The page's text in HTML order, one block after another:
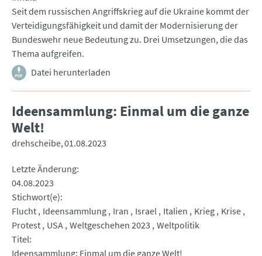
Seit dem russischen Angriffskrieg auf die Ukraine kommt der
Verteidigungsfähigkeit und damit der Modernisierung der
Bundeswehr neue Bedeutung zu. Drei Umsetzungen, die das
Thema aufgreifen.
Datei herunterladen
Ideensammlung: Einmal um die ganze
Welt!
drehscheibe 01.08.2023
Letzte Änderung
04.08.2023
Stichwort(e)
Flucht Ideensammlung Iran Israel Italien Krieg Krise
Protest USA Weltgeschehen 2023 Weltpolitik
Titel
Ideensammlung: Einmal um die ganze Welt!